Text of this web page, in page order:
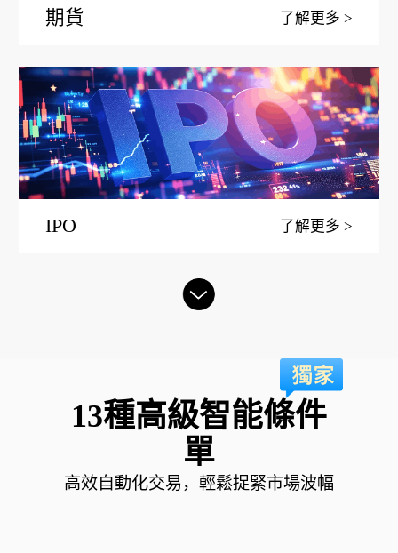
期貨 了解更多
IPO 了解更多
13種高級智能條件
單
高效自動化交易，輕鬆捉緊市場波幅